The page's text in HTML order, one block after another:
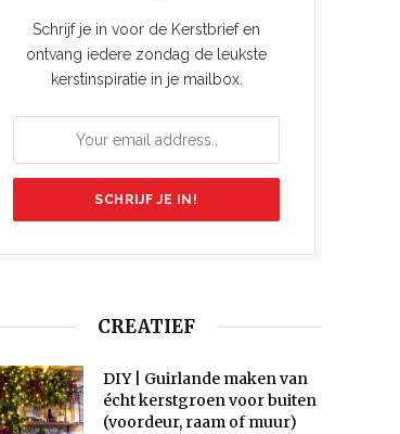
Schrijf je in voor de Kerstbrief en
ontvang iedere zondag de leukste
kerstinspiratie in je mailbox.
CREATIEF
DIY | Guirlande maken van
écht kerstgroen voor buiten
(voordeur, raam of muur)